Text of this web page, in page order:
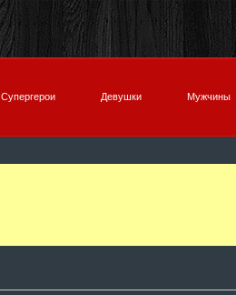
Супергерои Девушки Мужчины